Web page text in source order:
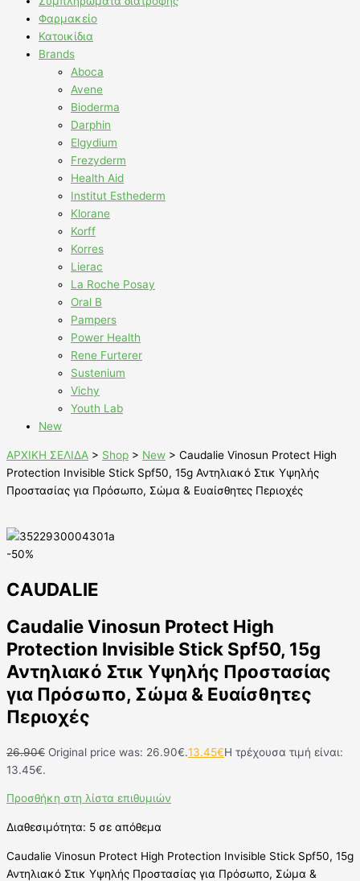
Φαρμακείο
Κατοικίδια
Brands
Aboca
Avene
Bioderma
Darphin
Elgydium
Frezyderm
Health Aid
Institut Esthederm
Klorane
Korff
Korres
Lierac
La Roche Posay
Oral B
Pampers
Power Health
Rene Furterer
Sustenium
Vichy
Youth Lab
New
ΑΡΧΙΚΗ ΣΕΛΙΔΑ > Shop > New > Caudalie Vinosun Protect High
Protection Invisible Stick Spf50, 15g Αντηλιακό Στικ Υψηλής
Προστασίας για Πρόσωπο, Σώμα & Ευαίσθητες Περιοχές
-50%
CAUDALIE
Caudalie Vinosun Protect High
Protection Invisible Stick Spf50, 15g
Αντηλιακό Στικ Υψηλής Προστασίας
για Πρόσωπο, Σώμα & Ευαίσθητες
Περιοχές
26.90€ Original price was: 26.90€.13.45€Η τρέχουσα τιμή είναι:
13.45€.
Προσθήκη στη λίστα επιθυμιών
Διαθεσιμότητα: 5 σε απόθεμα
Caudalie Vinosun Protect High Protection Invisible Stick Spf50, 15g
Αντηλιακό Στικ Υψηλής Προστασίας για Πρόσωπο, Σώμα &